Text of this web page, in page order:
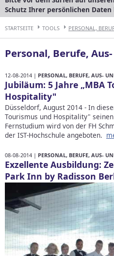
Schutz Ihrer persönlichen Daten
STARTSEITE TOOLS PERSONAL,
Personal, Berufe,
12-08-2014 | PERSONAL, BERUFE, AUS-
Jubiläum: 5 Jahre „MBA
Hospitality"
Düsseldorf, August 2014 - In
Tourismus und Hospitality"
Fernstudium wird von der FH
der IST-Hochschule angeboten.
08-08-2014 | PERSONAL, BERUFE, AUS-
Exzellente Ausbildung:
Park Inn by Radisson